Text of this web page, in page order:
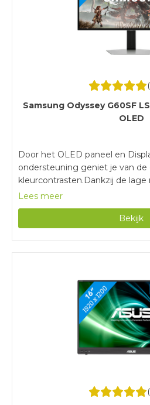
ervoor dat je monitor en
en er geen haperingen
(
Samsung Odyssey G60SF
OLED
Door het OLED paneel en
ondersteuning geniet je van de
kleurcontrasten.Dankzij de
verversingssnelheid zien
hd resolutie.Voor de maximale
500 hertz sluit je de monitor
Lees meer
Bekijk
(